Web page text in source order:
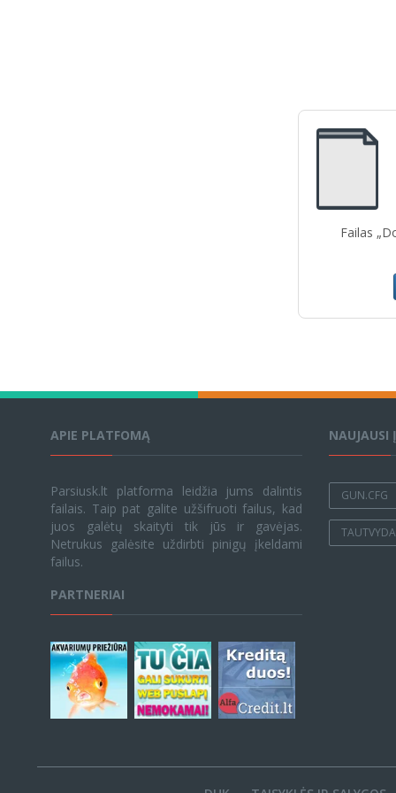
Failas
APIE PLATFOMĄ
Parsiusk.lt platforma leidžia jums dalintis
failais. Taip pat galite užšifruoti failus, kad
juos galėtų skaityti tik jūs ir gavėjas.
Netrukus galėsite uždirbti pinigų įkeldami
failus.
PARTNERIAI
NAUJAUSI
GUN.CFG